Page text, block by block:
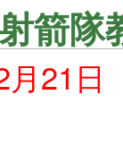
箭隊
21日